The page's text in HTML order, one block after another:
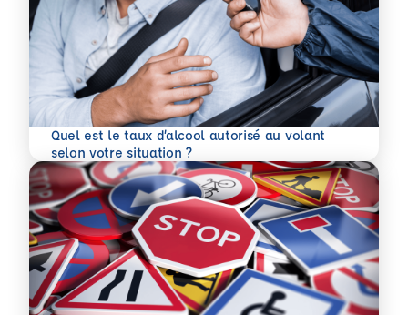
Quel est le taux d’alcool autorisé au volant
selon votre situation ?
En savoir plus